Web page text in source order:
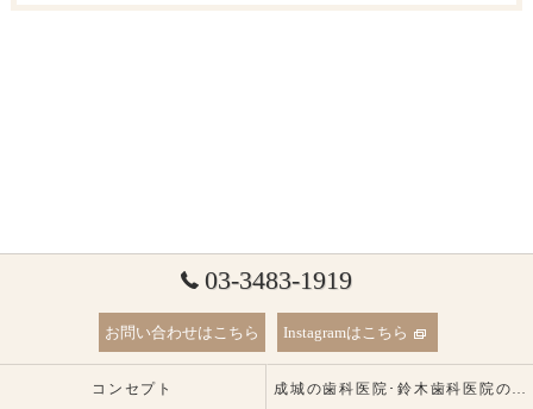
03-3483-1919
お問い合わせはこちら Instagramはこちら
コンセプト 成城の歯科医院･鈴木歯科医院の口コミ情報